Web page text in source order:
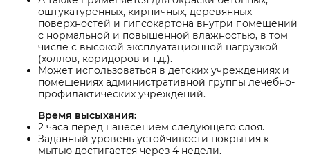
оштукатуренных, кирпичных, деревянных
поверхностей и гипсокартона внутри помещений
с нормальной и повышенной влажностью, в том
числе с высокой эксплуатационной нагрузкой
(холлов, коридоров и т.д.).
Может использоваться в детских учреждениях и
помещениях административной группы лечебно-
профилактических учреждений.
Время высыхания:
2 часа перед нанесением следующего слоя.
Заданный уровень устойчивости покрытия к
мытью достигается через 4 недели.